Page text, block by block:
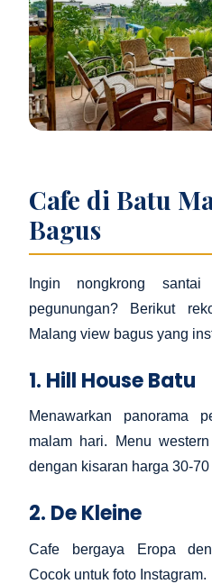
Cafe di Batu
Bagus
Ingin nongkrong santai
pegunungan? Berikut
Malang view bagus yang
1. Hill House Batu
Menawarkan panorama
malam hari. Menu
dengan kisaran harga 30-70
2. De Kleine
Cafe bergaya Eropa
Cocok untuk foto Instagram.